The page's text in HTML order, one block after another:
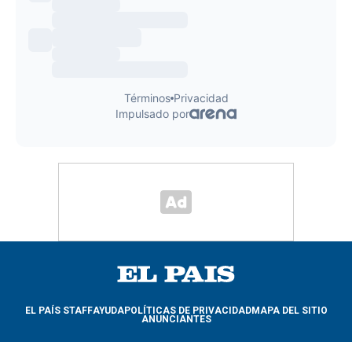
EL PAÍS STAFFAYUDAPOLÍTICAS DE PRIVACIDADMAPA DEL SITIO
ANUNCIANTES